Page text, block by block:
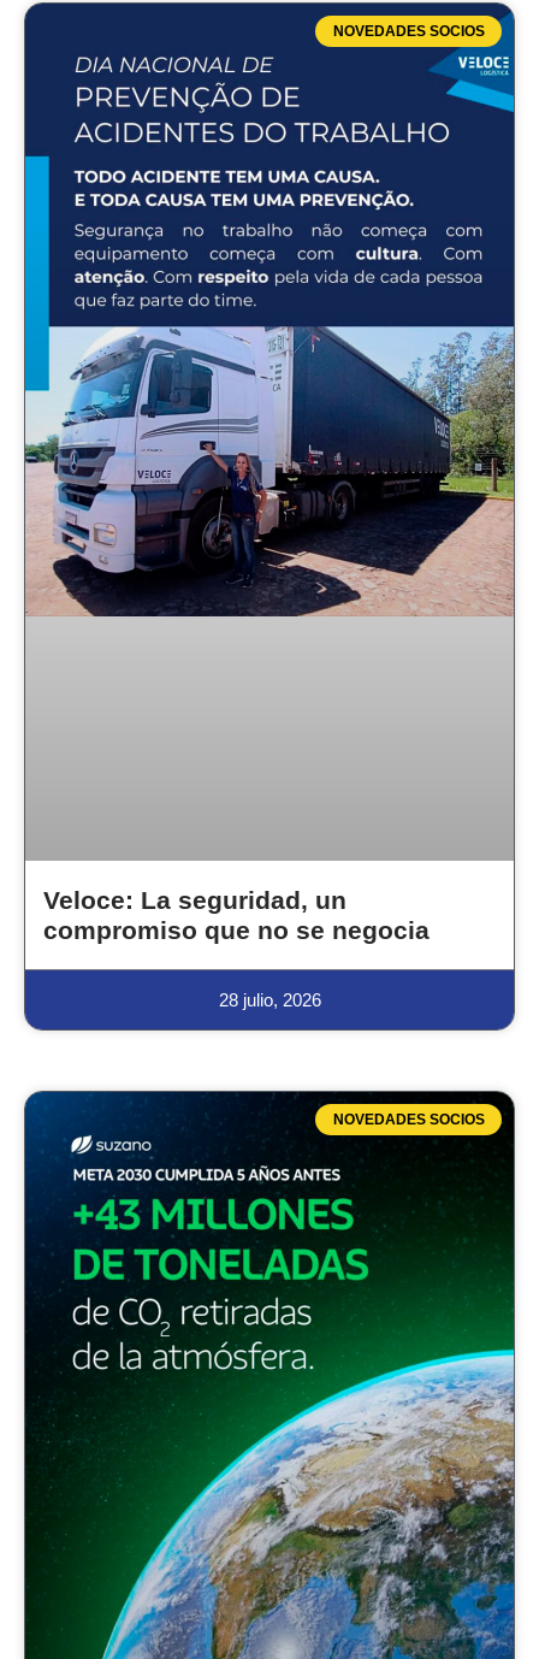
NOVEDADES SOCIOS
Veloce: La seguridad, un
compromiso que no se negocia
28 julio, 2026
NOVEDADES SOCIOS